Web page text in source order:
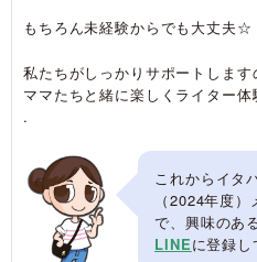
もちろん未経験からでも大丈夫☆
私たちがしっかりサポートしま
ママたちと緒に楽しくライター体
.
これからイタ
（2024年度
で、興味のあ
LINEに登録